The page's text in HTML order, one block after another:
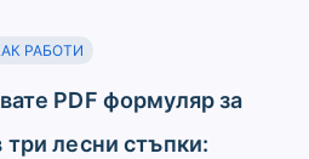
РАБОТИ
PDF формуляр за
три лесни стъпки: